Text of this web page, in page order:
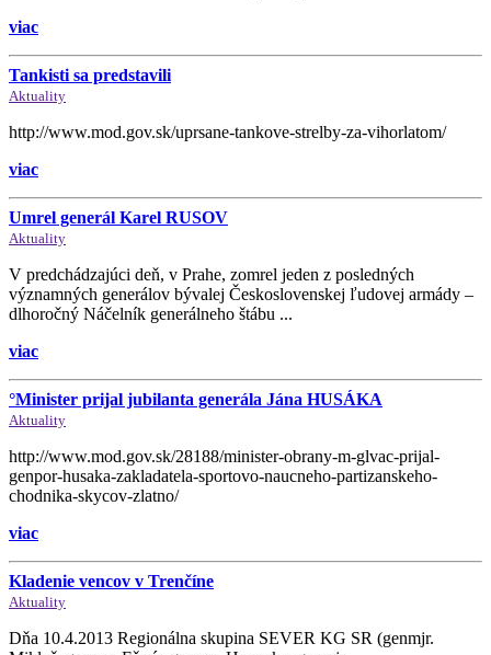
viac
Tankisti sa predstavili
Aktuality
http://www.mod.gov.sk/uprsane-tankove-strelby-za-vihorlatom/
viac
Umrel generál Karel RUSOV
Aktuality
V predchádzajúci deň, v Prahe, zomrel jeden z posledných
významných generálov bývalej Československej ľudovej armády –
dlhoročný Náčelník generálneho štábu ...
viac
°Minister prijal jubilanta generála Jána HUSÁKA
Aktuality
http://www.mod.gov.sk/28188/minister-obrany-m-glvac-prijal-
genpor-husaka-zakladatela-sportovo-naucneho-partizanskeho-
chodnika-skycov-zlatno/
viac
Kladenie vencov v Trenčíne
Aktuality
Dňa 10.4.2013 Regionálna skupina SEVER KG SR (genmjr.